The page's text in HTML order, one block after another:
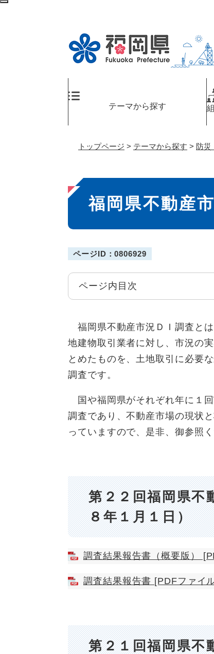
ペ
テーマから探す
トップページ > テーマから探す > 防災
本
文
福岡県不動産
ページID：0806929
ページ内目次
福岡県不動産市況ＤＩ調査と
地建物取引業者に対し、市況の
とめたものを、土地取引に必要
調査です。
国や福岡県がそれぞれ年に１
調査であり、不動産市場の現状
っていますので、是非、御参照く
第２２回福岡県不
８年１月１日）
調査結果報告書（概要版）
調査結果報告書 [PDFファイ
第２１回福岡県不